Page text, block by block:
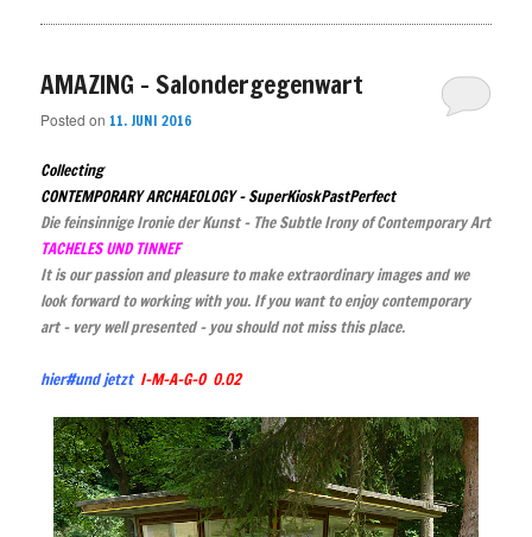
AMAZING – Salondergegenwart
Posted on 11. JUNI 2016
Collecting
CONTEMPORARY ARCHAEOLOGY – SuperKioskPastPerfect
Die feinsinnige Ironie der Kunst – The Subtle Irony of Contemporary Art
TACHELES UND TINNEF
It is our passion and pleasure to make extraordinary images and we
look forward to working with you. If you want to enjoy contemporary
art – very well presented – you should not miss this place.
hier#und jetzt I-M-A-G-O 0.02